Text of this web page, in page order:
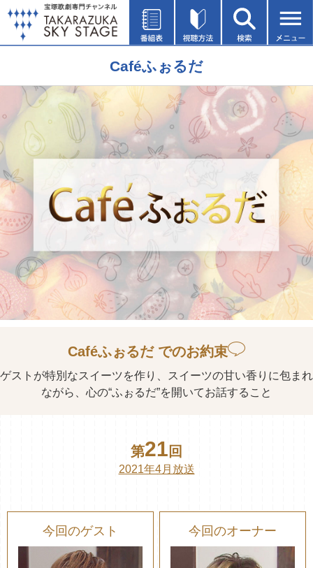
Caféふぉるだ
Caféふぉるだ でのお約束
ゲストが特別なスイーツを作り、スイーツの甘い香りに包まれ
ながら、心の“ふぉるだ”を開いてお話すること
第21 回
2021年4月放送
今回のゲスト 今回のオーナー